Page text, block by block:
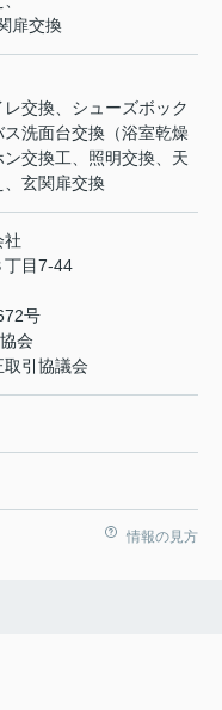
扉交換
交換、シューズボック
洗面台交換（浴室乾燥
交換工、照明交換、天
玄関扉交換
社
丁目7-44
号
会
引協議会
情報の見方